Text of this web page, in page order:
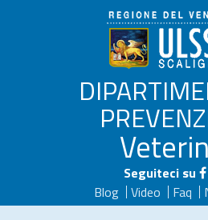
Seguiteci su
Blog
Video Faq